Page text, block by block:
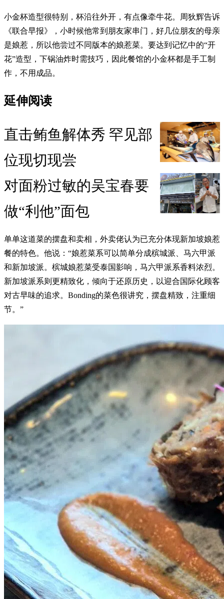
小金杯造型很特别，杯沿往外开，有点像牵牛花。周狄辉告诉
《联合早报》，小时候他常到朋友家串门，好几位朋友的母亲
是娘惹，所以他尝过不同版本的娘惹菜。要达到记忆中的“开
花”造型，下锅油炸时需技巧，因此餐馆的小金杯都是手工制
作，不用成品。
延伸阅读
直击鲔鱼解体秀 罕见部
位现切现尝
对面粉过敏的吴宝春要
做“利他”面包
单单这道菜的摆盘和卖相，外卖佬认为已充分体现新加坡娘惹
餐的特色。他说：“娘惹菜系可以简单分成槟城派、马六甲派
和新加坡派。槟城娘惹菜受泰国影响，马六甲派系香料浓烈。
新加坡派系则更精致化，倾向于还原历史，以迎合国际化顾客
对古早味的追求。Bonding的菜色很讲究，摆盘精致，注重细
节。”